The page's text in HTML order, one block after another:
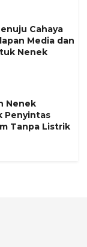
Cahaya
Media dan
Nenek
Nenek
Penyintas
Tanpa Listrik